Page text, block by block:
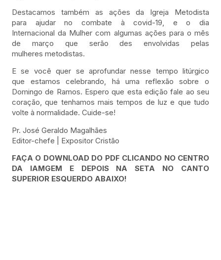
Destacamos também as ações da Igreja Metodista
para ajudar no combate à covid-19, e o dia
Internacional da Mulher com algumas ações para o mês
de março que serão des envolvidas pelas
mulheres metodistas.
E se você quer se aprofundar nesse tempo litúrgico
que estamos celebrando, há uma reflexão sobre o
Domingo de Ramos. Espero que esta edição fale ao seu
coração, que tenhamos mais tempos de luz e que tudo
volte à normalidade. Cuide-se!
Pr. José Geraldo Magalhães
Editor-chefe | Expositor Cristão
FAÇA O DOWNLOAD DO PDF CLICANDO NO CENTRO
DA IAMGEM E DEPOIS NA SETA NO CANTO
SUPERIOR ESQUERDO ABAIXO!